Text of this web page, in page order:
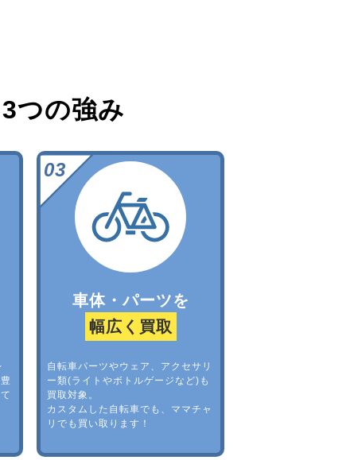
3つの強み
車体・パーツを
幅広く買取
自転車パーツやウェア、アクセサリ
ー類(ライトやボトルゲージなど)も
買取対象。
カスタムした自転車でも、ママチャ
リでも買い取ります！